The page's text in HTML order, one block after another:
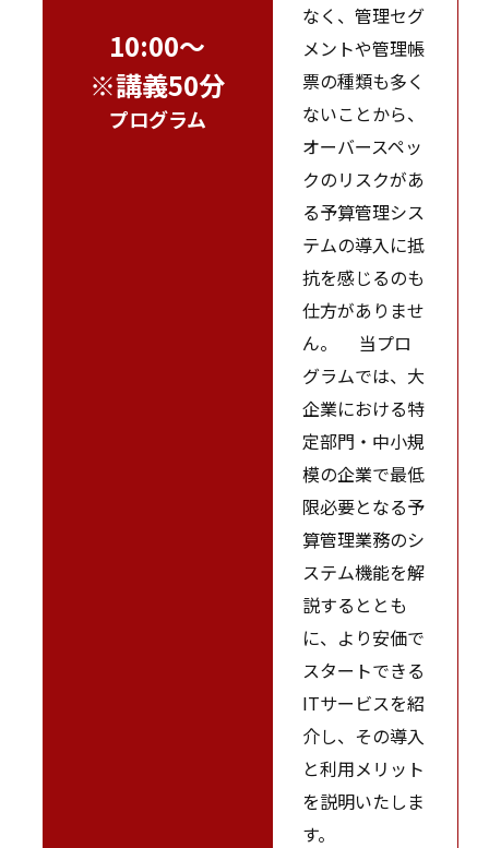
10:00～
※講義50分
プログラム
なく、管理セグ
メントや管理帳
票の種類も多く
ないことから、
オーバースペッ
クのリスクがあ
る予算管理シス
テムの導入に抵
抗を感じるのも
仕方がありませ
ん。 当プロ
グラムでは、大
企業における特
定部門・中小規
模の企業で最低
限必要となる予
算管理業務のシ
ステム機能を解
説するととも
に、より安価で
スタートできる
ITサービスを紹
介し、その導入
と利用メリット
を説明いたしま
す。